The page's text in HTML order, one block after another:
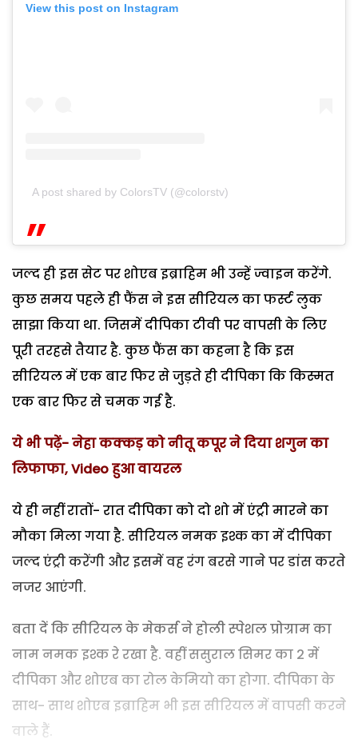
View this post on Instagram
A post shared by ColorsTV (@colorstv)
जल्द ही इस सेट पर शोएब इब्राहिम भी उन्हें ज्वाइन करेंगे.
कुछ समय पहले ही फैंस ने इस सीरियल का फर्स्ट लुक
साझा किया था. जिसमें दीपिका टीवी पर वापसी के लिए
पूरी तरहसे तैयार है. कुछ फैंस का कहना है कि इस
सीरियल में एक बार फिर से जुड़ते ही दीपिका कि किस्मत
एक बार फिर से चमक गई है.
ये भी पढ़ें- नेहा कक्कड़ को नीतू कपूर ने दिया शगुन का
लिफाफा, Video हुआ वायरल
ये ही नहीं रातों- रात दीपिका को दो शो में एंट्री मारने का
मौका मिला गया है. सीरियल नमक इश्क का में दीपिका
जल्द एंट्री करेंगी और इसमें वह रंग बरसे गाने पर डांस करते
नजर आएंगी.
बता दें कि सीरियल के मेकर्स ने होली स्पेशल प्रोग्राम का
नाम नमक इश्क रे रखा है. वहीं ससुराल सिमर का 2 में
दीपिका और शोएब का रोल केमियो का होगा. दीपिका के
साथ- साथ शोएब इब्राहिम भी इस सीरियल में वापसी करने
वाले हैं.